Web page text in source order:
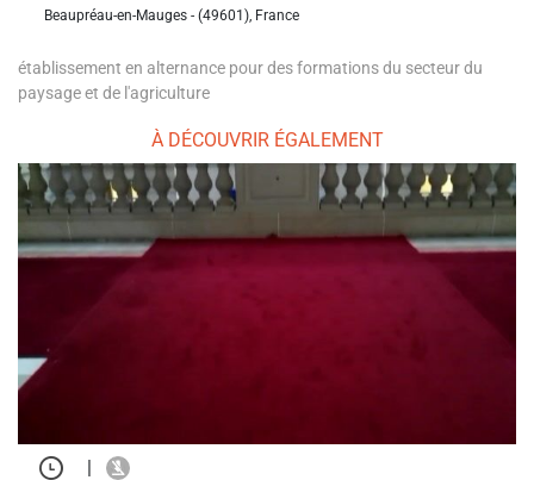
Beaupréau-en-Mauges - (49601), France
établissement en alternance pour des formations du secteur du
paysage et de l'agriculture
À DÉCOUVRIR ÉGALEMENT
|